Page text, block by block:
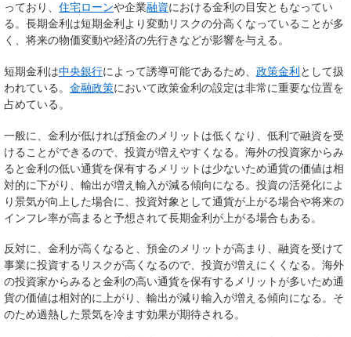
っており、 住宅ローンや企業融資における金利の目安ともなってい
る。長期金利は短期金利より変動リスクの分高くなっていることが多
く、将来の物価変動や経済の先行きなどが影響を与える。
短期金利は中央銀行によって誘導可能であるため、 政策金利 として扱
われている。 金融政策において政策金利の設定は非常に重要な位置を
占めている。
一般に、金利が低ければ預金のメリットは低くなり、低利で融資を受
けることができるので、投資が増えやすくなる。海外の投資家からみ
ると金利の低い通貨を保有するメリットは少ないため通貨の価値は相
対的に下がり、輸出が増え輸入が減る傾向になる。投資の活発化によ
り景気が向上した場合に、投資対象として通貨が上がる場合や将来の
インフレ率が高まると予想されて長期金利が上がる場合もある。
反対に、金利が高くなると、預金のメリットが高まり、融資を受けて
事業に投資するリスクが高くなるので、投資が増えにくくなる。海外
の投資家からみると金利の高い通貨を保有するメリットが多いため通
貨の価値は相対的に上がり、輸出が減り輸入が増える傾向になる。そ
のため過熱した景気を冷ます効果が期待される。